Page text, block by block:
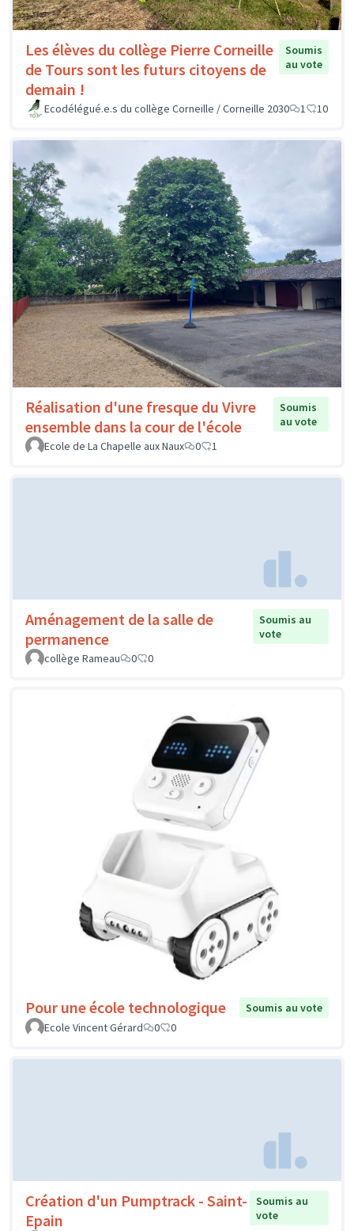
Les élèves du collège Pierre Corneille
de Tours sont les futurs citoyens de
demain !
Soumis
au vote
Ecodélégué.e.s du collège Corneille / Corneille 2030 1 10
Réalisation d'une fresque du Vivre
ensemble dans la cour de l'école
Soumis
au vote
Ecole de La Chapelle aux Naux
0 1
Aménagement de la salle de
permanence
Soumis au
vote
collège Rameau
0 0
Pour une école technologique
Soumis au vote
Ecole Vincent Gérard
0 0
Création d'un Pumptrack - Saint-
Epain
Soumis au
vote